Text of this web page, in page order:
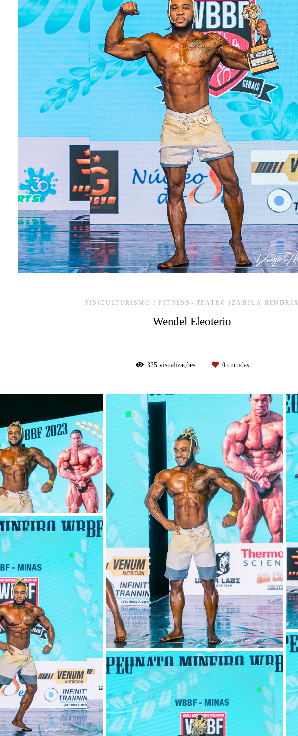
FISICULTURISMO / FITNESS TEATRO IZABELA HENDRIX
Wendel Eleoterio
325visualizações 0curtidas